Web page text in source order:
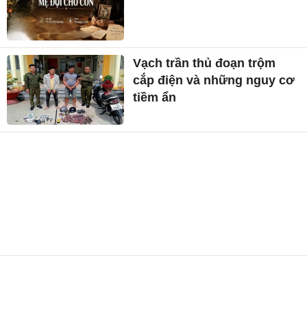
Vạch trần thủ đoạn trộm
cắp điện và những nguy cơ
tiềm ẩn